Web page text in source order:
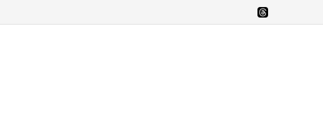
YouTubeInstagram